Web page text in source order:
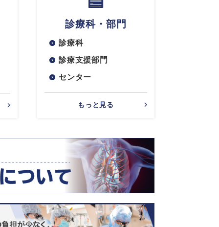
診療科・部門
診療科
診療支援部門
センター
もっと見る